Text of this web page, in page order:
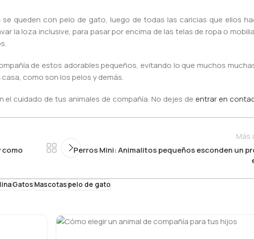
queden con pelo de gato, luego de todas las caricias que ellos
la loza inclusive, para pasar por encima de las telas de ropa o
de estos adorables pequeños, evitando lo que muchos
como son los pelos y demás.
cuidado de tus animales de compañía. No dejes de entrar en
como
Más
Perros Mini: Animalitos pequeños esconden un
GatosMascotaspelo de gato